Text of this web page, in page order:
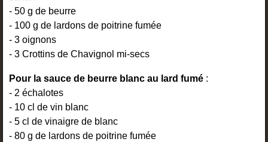
- 50 g de beurre
- 100 g de lardons de poitrine fumée
- 3 oignons
- 3 Crottins de Chavignol mi-secs
Pour la sauce de beurre blanc au lard fumé :
- 2 échalotes
- 10 cl de vin blanc
- 5 cl de vinaigre de blanc
- 80 g de lardons de poitrine fumée